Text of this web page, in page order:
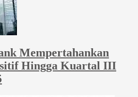
Mempertahankan
Hingga Kuartal III